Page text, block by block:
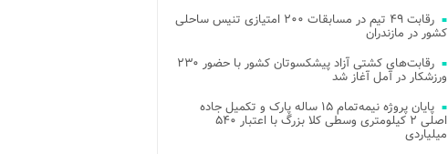
رقابت ۴۹ تیم در مسابقات ۲۰۰ امتیازی تنیس ساحلی
کشور در مازندران
رقابت‌های کشتی آزاد پیشکسوتان کشور با حضور ۲۳۰
ورزشکار در آمل آغاز شد
پایان پروژه نیمه‌تمام ۱۵ ساله پارک و تکمیل جاده
اصلی ۲ کیلومتری وسطی کلا بزرگ با اعتبار ۵۴۰
میلیاردی